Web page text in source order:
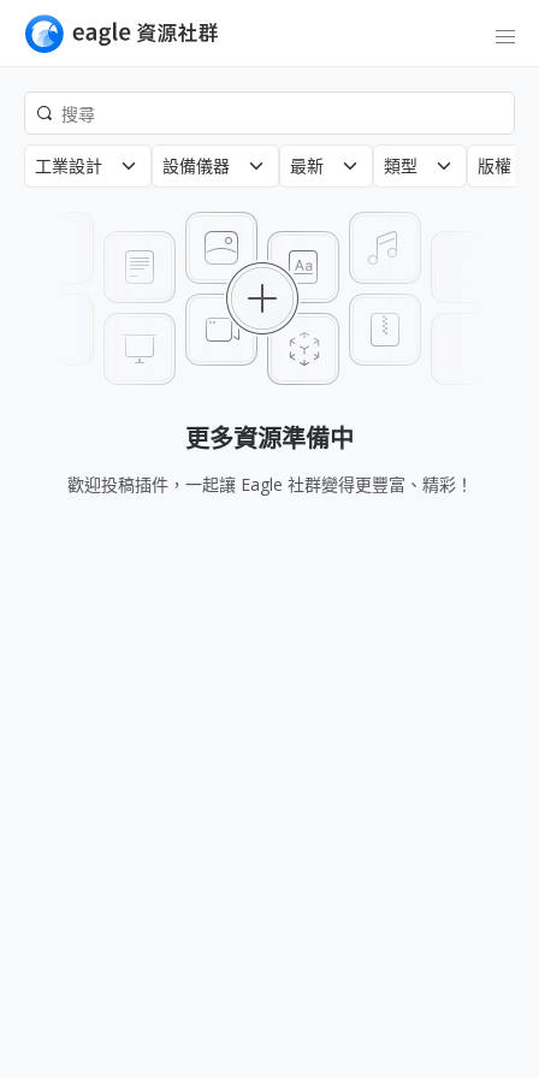
工業設計 設備儀器 最新 類型 版權
更多資源準備中
歡迎投稿插件，一起讓 Eagle 社群變得更豐富、精彩！